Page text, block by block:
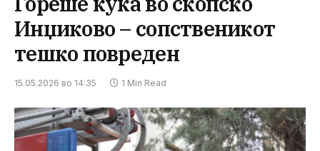
Инџиково – сопственикот
тешко повреден
15.05.2026 во 14:35 1 Min Read